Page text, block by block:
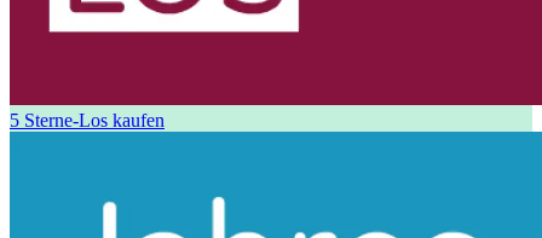
5 Sterne-Los kaufen